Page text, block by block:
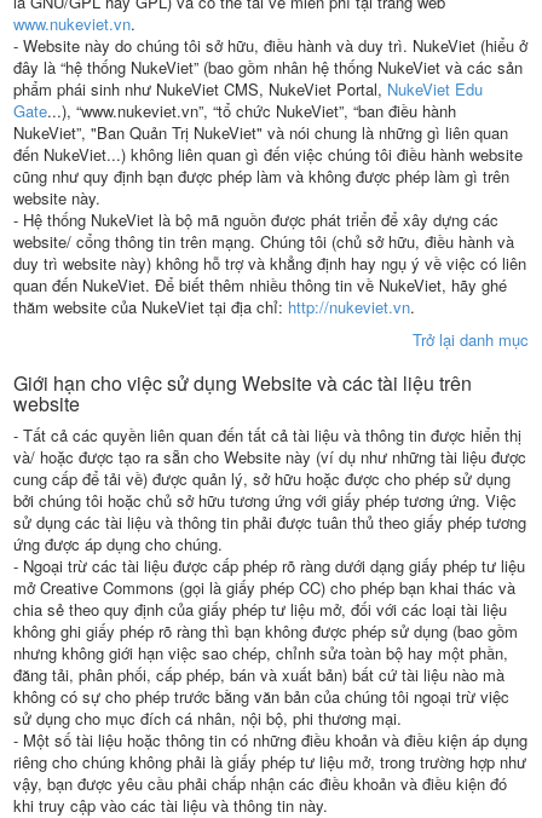
www.nukeviet.vn.
- Website này do chúng tôi sở hữu, điều hành và duy trì. NukeViet (hiểu ở
đây là “hệ thống NukeViet” (bao gồm nhân hệ thống NukeViet và các sản
phẩm phái sinh như NukeViet CMS, NukeViet Portal, NukeViet Edu
Gate...), “www.nukeviet.vn”, “tổ chức NukeViet”, “ban điều hành
NukeViet”, "Ban Quản Trị NukeViet" và nói chung là những gì liên quan
đến NukeViet...) không liên quan gì đến việc chúng tôi điều hành website
cũng như quy định bạn được phép làm và không được phép làm gì trên
website này.
- Hệ thống NukeViet là bộ mã nguồn được phát triển để xây dựng các
website/ cổng thông tin trên mạng. Chúng tôi (chủ sở hữu, điều hành và
duy trì website này) không hỗ trợ và khẳng định hay ngụ ý về việc có liên
quan đến NukeViet. Để biết thêm nhiều thông tin về NukeViet, hãy ghé
thăm website của NukeViet tại địa chỉ: http://nukeviet.vn.
Trở lại danh mục
Giới hạn cho việc sử dụng Website và các tài liệu trên
website
- Tất cả các quyền liên quan đến tất cả tài liệu và thông tin được hiển thị
và/ hoặc được tạo ra sẵn cho Website này (ví dụ như những tài liệu được
cung cấp để tải về) được quản lý, sở hữu hoặc được cho phép sử dụng
bởi chúng tôi hoặc chủ sở hữu tương ứng với giấy phép tương ứng. Việc
sử dụng các tài liệu và thông tin phải được tuân thủ theo giấy phép tương
ứng được áp dụng cho chúng.
- Ngoại trừ các tài liệu được cấp phép rõ ràng dưới dạng giấy phép tư liệu
mở Creative Commons (gọi là giấy phép CC) cho phép bạn khai thác và
chia sẻ theo quy định của giấy phép tư liệu mở, đối với các loại tài liệu
không ghi giấy phép rõ ràng thì bạn không được phép sử dụng (bao gồm
nhưng không giới hạn việc sao chép, chỉnh sửa toàn bộ hay một phần,
đăng tải, phân phối, cấp phép, bán và xuất bản) bất cứ tài liệu nào mà
không có sự cho phép trước bằng văn bản của chúng tôi ngoại trừ việc
sử dụng cho mục đích cá nhân, nội bộ, phi thương mại.
- Một số tài liệu hoặc thông tin có những điều khoản và điều kiện áp dụng
riêng cho chúng không phải là giấy phép tư liệu mở, trong trường hợp như
vậy, bạn được yêu cầu phải chấp nhận các điều khoản và điều kiện đó
khi truy cập vào các tài liệu và thông tin này.